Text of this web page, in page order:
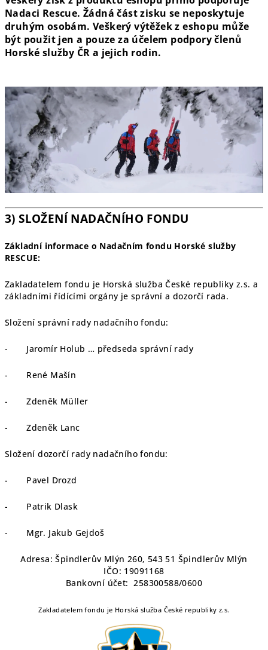
Nadaci Rescue. Žádná část zisku se neposkytuje
druhým osobám. Veškerý výtěžek z eshopu může
být použit jen a pouze za účelem podpory členů
Horské služby ČR a jejich rodin.
3) SLOŽENÍ NADAČNÍHO FONDU
Základní informace o Nadačním fondu Horské služby
RESCUE:
Zakladatelem fondu je Horská služba České republiky z.s. a
základními řídícími orgány je správní a dozorčí rada.
Složení správní rady nadačního fondu:
- Jaromír Holub … předseda správní rady
- René Mašín
- Zdeněk Müller
- Zdeněk Lanc
Složení dozorčí rady nadačního fondu:
- Pavel Drozd
- Patrik Dlask
- Mgr. Jakub Gejdoš
Adresa: Špindlerův Mlýn 260, 543 51 Špindlerův Mlýn
IČO: 19091168
Bankovní účet: 258300588/0600
Zakladatelem fondu je Horská služba České republiky z.s.